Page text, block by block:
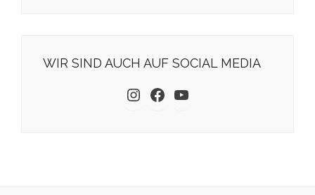
WIR SIND AUCH AUF SOCIAL MEDIA
Instagram Facebook YouTube